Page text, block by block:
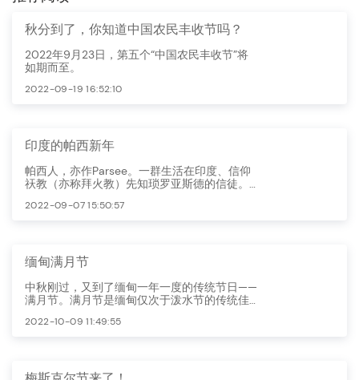
秋分到了，你知道中国农民丰收节吗？
2022年9月23日，第五个“中国农民丰收节”将
如期而至。
2022-09-19 16:52:10
印度的帕西新年
帕西人，亦作Parsee。一群生活在印度、信仰
祆教（亦称拜火教）先知琐罗亚斯德的信徒。
斯林的迫害而从波斯移居印度的琐罗亚斯德教
2022-09-07 15:50:57
缅甸满月节
中秋刚过，又到了缅甸一年一度的传统节日——
满月节。满月节是缅甸仅次于泼水节的传统佳
行。
2022-10-09 11:49:55